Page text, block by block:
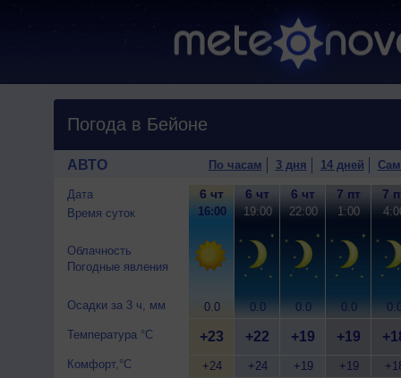
Погода в Бейоне
АВТО По часам 3 дня 14 дней
Дата
Время суток
Облачность
Погодные явления
Осадки за 3 ч, мм
Температура °C
Комфорт,°C
6 чт
16:00
0.0
+23
+24
6 чт
19:00
0.0
+22
+24
6 чт
22:00
0.0
+19
+19
7 пт
1:00
0.0
+19
+19
7